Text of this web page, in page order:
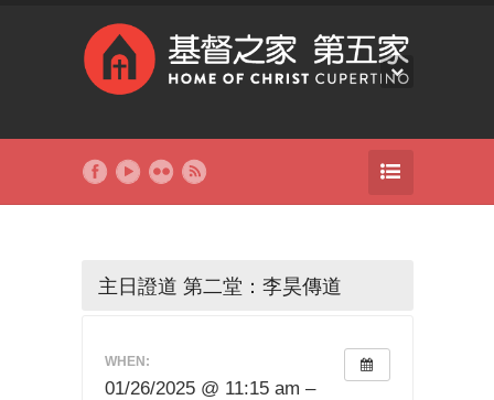
主日證道 第二堂：李昊傳道
WHEN:
01/26/2025 @ 11:15 am –